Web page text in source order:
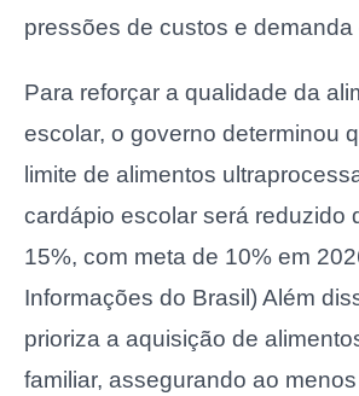
pressões de custos e demanda
Para reforçar a qualidade da
escolar, o governo determinou
limite de alimentos
cardápio escolar será reduzido
15%, com meta de 10% em
Informações do Brasil) Além
prioriza a aquisição de
familiar, assegurando ao